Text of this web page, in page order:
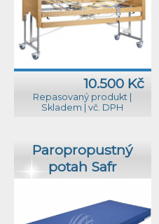
10.500 Kč
Repasovaný produkt
Skladem
vč. DPH
Paropropustný
potah Safr